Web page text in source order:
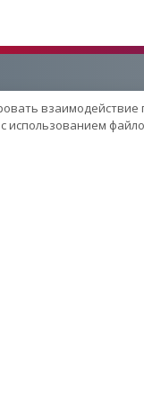
взаимодействие
использованием